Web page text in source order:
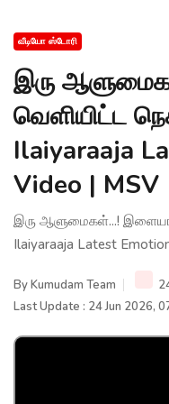
வீடியோ ஸ்டோரி
இரு
வெளியிட்ட
Ilaiyaraaja
Video | MSV
இரு ஆளுமைகள்...!
Ilaiyaraaja Latest
ByKumudam Team
Last Update : 24 Jun 2026,